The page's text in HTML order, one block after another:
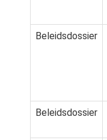
Beleidsdossier
Beleidsdossier